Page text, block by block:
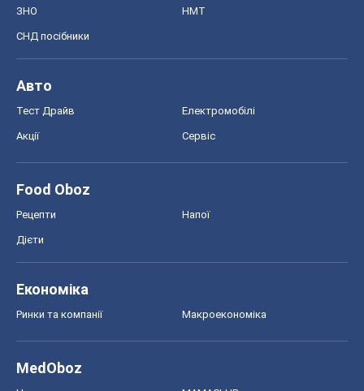
ЗНО НМТ
СНД посібники
Авто
Тест Драйв Електромобілі
Акції Сервіс
Food Oboz
Рецепти Напої
Дієти
Економіка
Ринки та компанії Макроекономіка
MedOboz